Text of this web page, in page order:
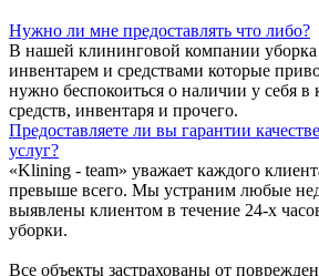
Нужно ли мне предоставлять что либо?
В нашей клининговой компании уборка
инвентарем и средствами которые
нужно беспокоиться о наличии у себя
средств, инвентаря и прочего.
Предоставляете ли вы гарантии
услуг?
«Klining - team» уважает каждого
превыше всего. Мы устраним любые
выявлены клиентом в течение 24-х
уборки.
Все объекты застрахованы от